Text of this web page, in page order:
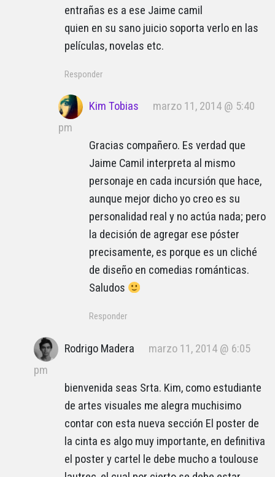
entrañas es a ese Jaime camil
quien en su sano juicio soporta verlo en las
películas, novelas etc.
Responder
Kim Tobias
marzo 11, 2014 @ 5:40
pm
Gracias compañero. Es verdad que
Jaime Camil interpreta al mismo
personaje en cada incursión que hace,
aunque mejor dicho yo creo es su
personalidad real y no actúa nada; pero
la decisión de agregar ese póster
precisamente, es porque es un cliché
de diseño en comedias románticas.
Saludos
Responder
Rodrigo Madera
marzo 11, 2014 @ 6:05
pm
bienvenida seas Srta. Kim, como estudiante
de artes visuales me alegra muchisimo
contar con esta nueva sección El poster de
la cinta es algo muy importante, en definitiva
el poster y cartel le debe mucho a toulouse